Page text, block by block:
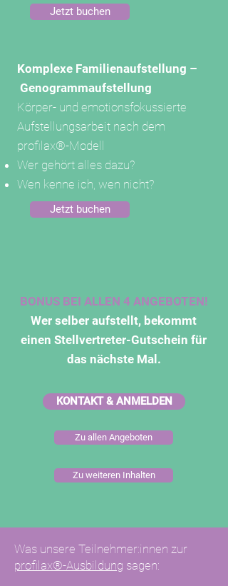
Jetzt buchen
Komplexe Familienaufstellung –
Genogrammaufstellung
Körper- und emotionsfokussierte
Aufstellungsarbeit nach dem
profilax®-Modell
Wer gehört alles dazu?
Wen kenne ich, wen nicht?
Jetzt buchen
BONUS BEI ALLEN 4 ANGEBOTEN!
Wer selber aufstellt, bekommt
einen Stellvertreter-Gutschein für
das nächste Mal.
KONTAKT & ANMELDEN
Zu weiteren Inhalten
Zu allen Angeboten
Was unsere Teilnehmer:innen zur
profilax®-Ausbildung sagen: